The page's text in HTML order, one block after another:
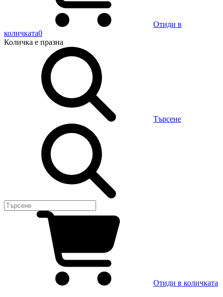
Отиди в
количката0
Количка е празна
Търсене
Отиди в количката